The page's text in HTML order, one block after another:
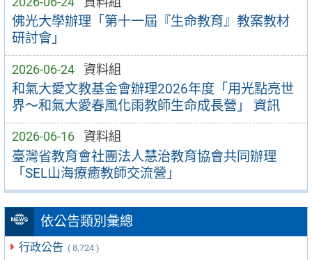
佛光大學辦理「第十一屆『生命教育』教案教材
研討會」
2026-06-24 資料組
和氣大愛文教基金會辦理2026年度「用光點亮世
界～和氣大愛春風化雨教師生命成長營」 資訊
2026-06-16 資料組
臺灣省教育會社團法人慧治教育協會共同辦理
「SEL山海療癒教師交流營」
依公告類別彙總
行政公告 ( 8,724 )